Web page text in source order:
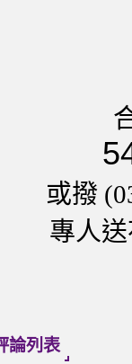
或撥
專人送
論列表